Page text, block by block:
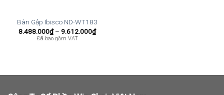
Bàn Gập Ibisco ND-WT183
8.488.000₫ – 9.612.000₫Khoảng
giá:
Đã bao gồm VAT